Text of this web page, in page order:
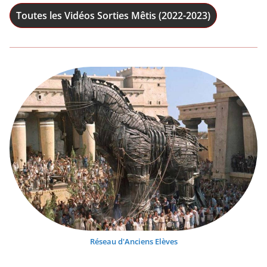
Toutes les Vidéos Sorties Mêtis (2022-2023)
Réseau d'Anciens Elèves